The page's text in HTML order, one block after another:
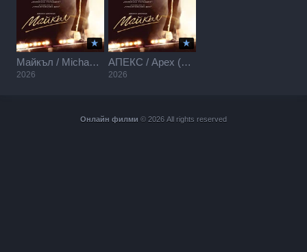
Майкъл / Michael (2026)
2026
АПЕКС / Apex (2026)
2026
Онлайн филми © 2026 All rights reserved